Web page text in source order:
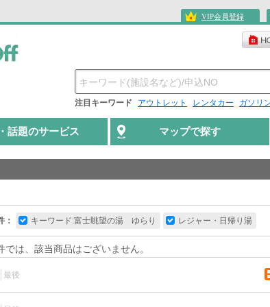
VIP会員登録
注目キーワード アウトレット レンタカー ガソリ
話題のサービス マップで探す
： キーワード:富士眺望の湯 ゆらり レジャー・日帰り湯
では、該当商品はございません。
最後